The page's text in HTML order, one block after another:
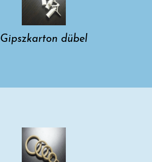
Gipszkarton dübel